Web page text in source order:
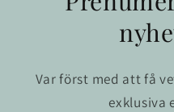
Var först med att få
exklusiva